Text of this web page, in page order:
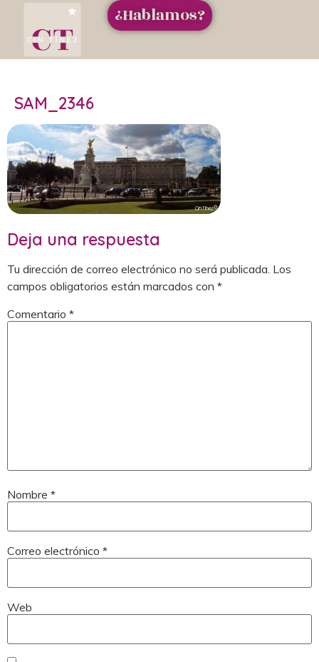
¿Hablamos?
SAM_2346
Deja una respuesta
Tu dirección de correo electrónico no será publicada. Los
campos obligatorios están marcados con *
Comentario *
Nombre *
Correo electrónico *
Web